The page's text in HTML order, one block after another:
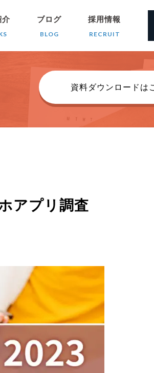
介 ブログ
BLOG
採用情報
RECRUIT
資料ダウンロードは
アプリ調査